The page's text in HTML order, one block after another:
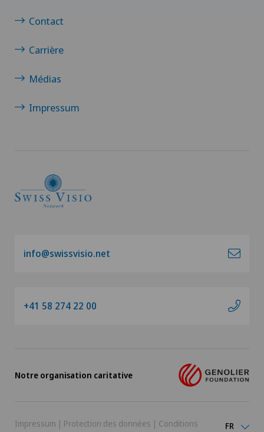
Contact
Carrière
Médias
Impressum
info@swissvisio.net
+41 58 274 22 00
Notre organisation caritative
Impressum | Protection des données | Conditions FR